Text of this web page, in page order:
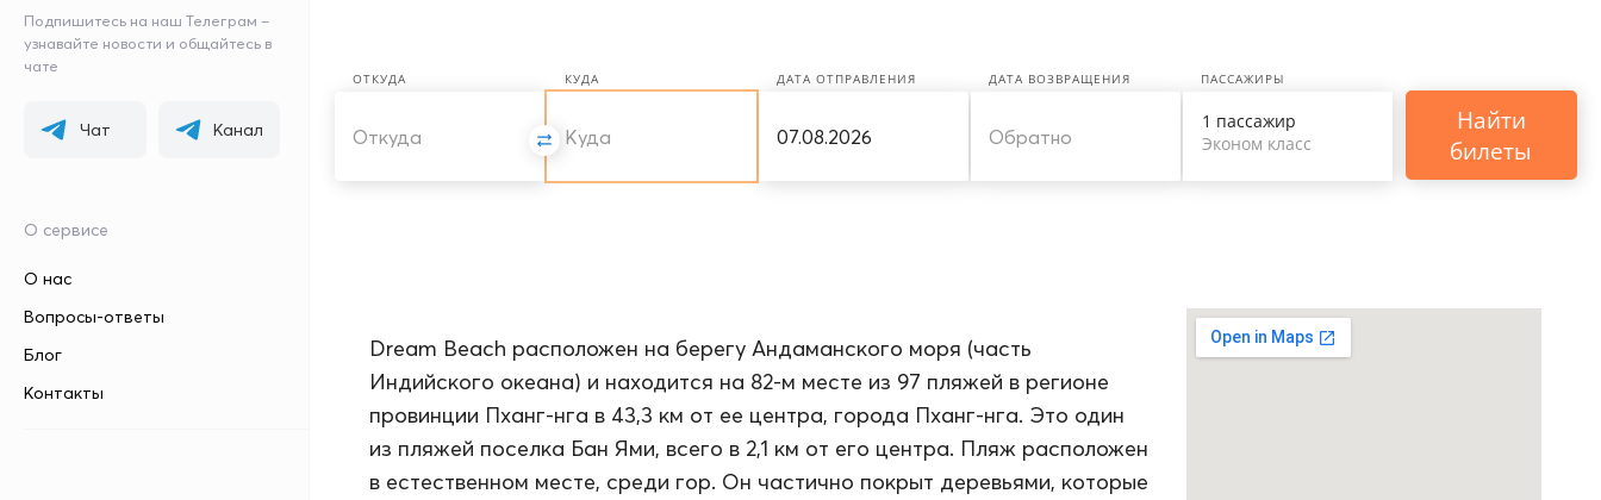
Подпишитесь на наш Телеграм –
узнавайте новости и общайтесь в
чате
Чат Канал
О сервисе
О нас
Вопросы-ответы
Блог
Контакты
ОТКУДА КУДА ДАТА ОТПРАВЛЕНИЯ ДАТА ВОЗВРАЩЕНИЯ ПАССАЖИРЫ
1 пассажир
Эконом класс
Найти
билеты
Dream Beach расположен на берегу Андаманского моря (часть
Индийского океана) и находится на 82-м месте из 97 пляжей в регионе
провинции Пханг-нга в 43,3 км от ее центра, города Пханг-нга. Это один
из пляжей поселка Бан Ями, всего в 2,1 км от его центра. Пляж расположен
в естественном месте, среди гор. Он частично покрыт деревьями, которые